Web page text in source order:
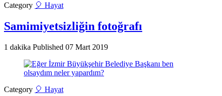
Category 🎈 Hayat
Samimiyetsizliğin fotoğrafı
1 dakika Published 07 Mart 2019
Category 🎈 Hayat